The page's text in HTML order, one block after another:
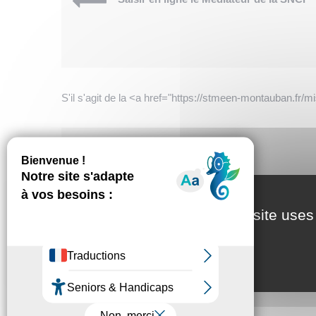
S'il s'agit de la <a href="https://stmeen-montauban.fr/
Saisir en ligne le médiateur de la RATP
Textes de référence
This site